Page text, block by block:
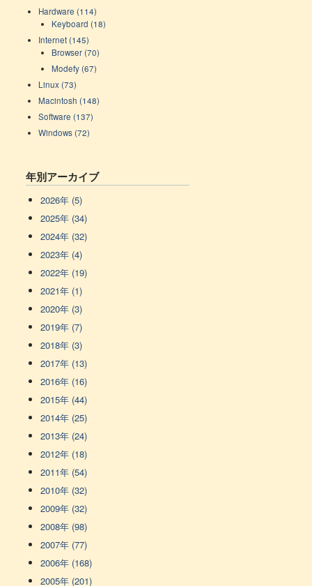
Hardware (114)
Keyboard (18)
Internet (145)
Browser (70)
Modefy (67)
Linux (73)
Macintosh (148)
Software (137)
Windows (72)
年別アーカイブ
2026年 (5)
2025年 (34)
2024年 (32)
2023年 (4)
2022年 (19)
2021年 (1)
2020年 (3)
2019年 (7)
2018年 (3)
2017年 (13)
2016年 (16)
2015年 (44)
2014年 (25)
2013年 (24)
2012年 (18)
2011年 (54)
2010年 (32)
2009年 (32)
2008年 (98)
2007年 (77)
2006年 (168)
2005年 (201)